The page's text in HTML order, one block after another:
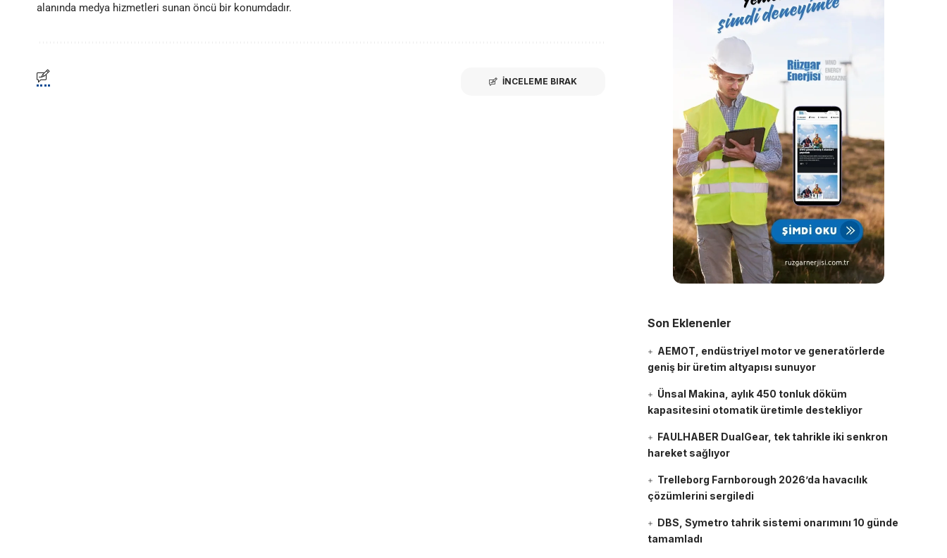
alanında medya hizmetleri sunan öncü bir konumdadır.
İNCELEME BIRAK
Son Eklenenler
AEMOT, endüstriyel motor ve generatörlerde
geniş bir üretim altyapısı sunuyor
Ünsal Makina, aylık 450 tonluk döküm
kapasitesini otomatik üretimle destekliyor
FAULHABER DualGear, tek tahrikle iki senkron
hareket sağlıyor
Trelleborg Farnborough 2026’da havacılık
çözümlerini sergiledi
DBS, Symetro tahrik sistemi onarımını 10 günde
tamamladı